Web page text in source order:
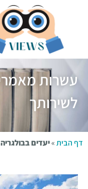
עשרות
לשירותך
דף הבית»יעדים בבולגריה